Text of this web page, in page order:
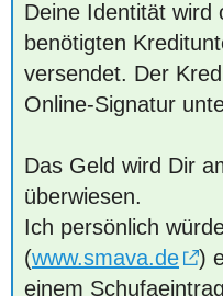
Deine Identität wird
benötigten
versendet. Der
Online-Signatur
Das Geld wird Dir
überwiesen.
Ich persönlich
(www.smava.de
)
einem